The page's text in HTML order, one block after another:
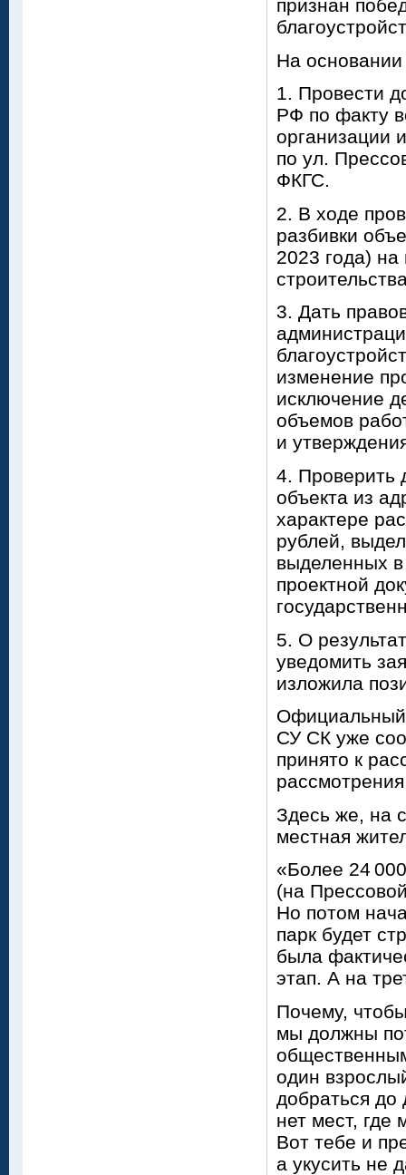
признан
На
1. Провести
РФ по факту
организации
по ул.
ФКГС.
2. В ходе
разбивки
2023 года) на
3. Дать
изменение
исключение
объемов
и
4. Проверить
объекта из
характере
рублей,
выделенных
проектной
5. О
уведомить
изложила
Официальный
СУ СК уже
принято к
Здесь же, на
местная
«Более 24
(на
Но потом
парк будет
была
этап. А на
Почему,
мы должны
один
добраться до
нет мест, где
Вот тебе и
а укусить не